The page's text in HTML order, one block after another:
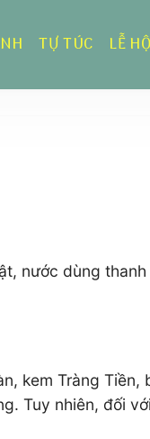
TỰ TÚC LỄ
nước dùng
kem Tràng Tiền,
Tuy nhiên, đối